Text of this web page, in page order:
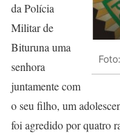
da Polícia
Militar de
Bituruna uma
senhora
juntamente com
o seu filho, um
foi agredido por quatro